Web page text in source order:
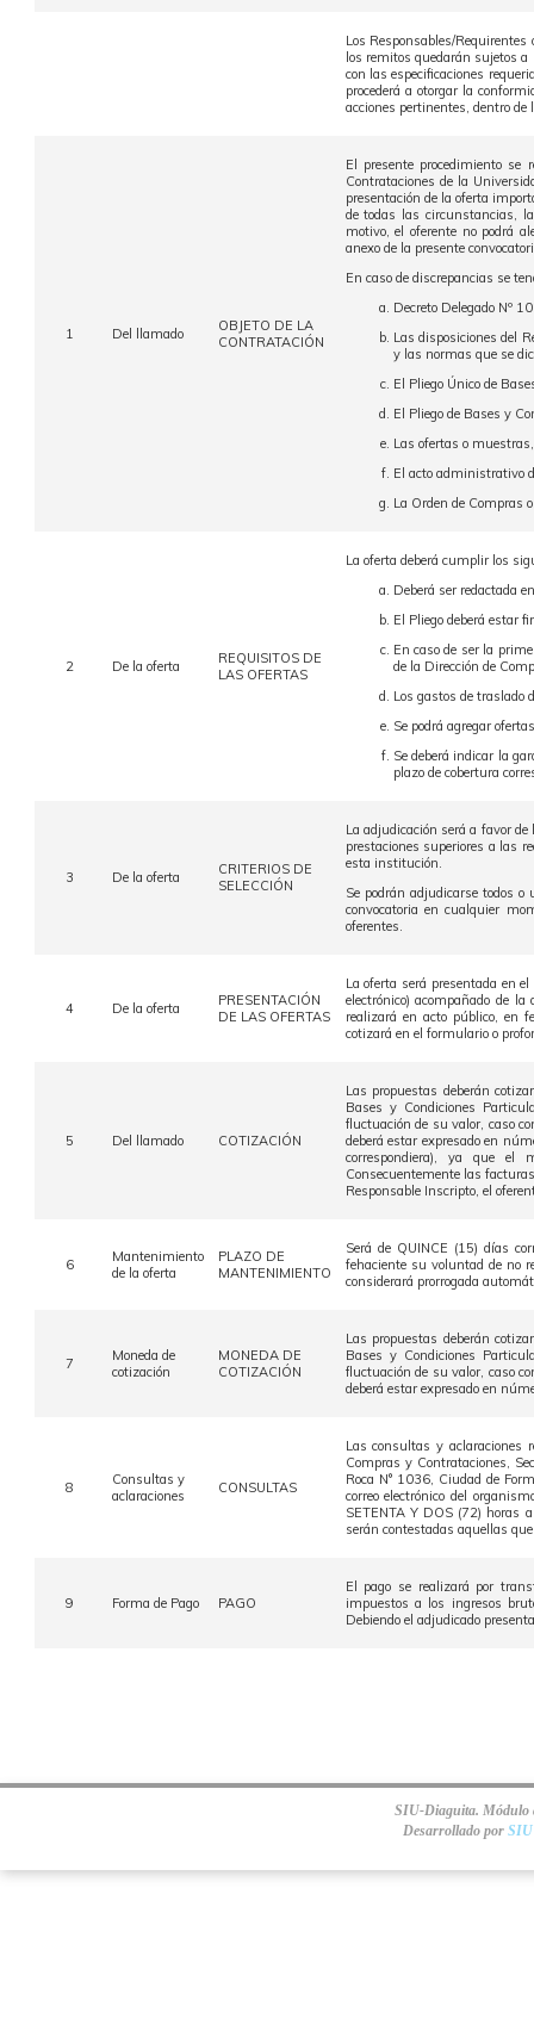
Los Responsables/
los remitos quedarán sujetos
con las especificaciones
procederá a otorgar la
acciones pertinentes, dentro de
1 Del llamado
OBJETO DE LA
CONTRATACIÓN
El presente procedimiento
Contrataciones de la
presentación de la oferta
de todas las circunstancias,
motivo, el oferente no podrá
anexo de la presente
En caso de discrepancias se
Decreto Delegado Nº
Las disposiciones del
y las normas que se
El Pliego Único de
El Pliego de Bases y
Las ofertas o
El acto administrativo
La Orden de Compras
2 De la oferta
REQUISITOS DE
LAS OFERTAS
La oferta deberá cumplir los
Deberá ser redactada
El Pliego deberá estar
En caso de ser la
de la Dirección de
Los gastos de traslado
Se podrá agregar
Se deberá indicar la
plazo de cobertura
3 De la oferta
CRITERIOS DE
SELECCIÓN
La adjudicación será a favor
prestaciones superiores a las
esta institución.
Se podrán adjudicarse todos
convocatoria en cualquier
oferentes.
4 De la oferta
PRESENTACIÓN
DE LAS OFERTAS
La oferta será presentada en
electrónico) acompañado de
realizará en acto público, en
cotizará en el formulario o
5 Del llamado COTIZACIÓN
Las propuestas deberán
Bases y Condiciones
fluctuación de su valor, caso
deberá estar expresado en
correspondiera), ya que el
Consecuentemente las
Responsable Inscripto, el
6
Mantenimiento
de la oferta
PLAZO DE
MANTENIMIENTO
Será de QUINCE (15) días
fehaciente su voluntad de no
considerará prorrogada
7
Moneda de
cotización
MONEDA DE
COTIZACIÓN
Las propuestas deberán
Bases y Condiciones
fluctuación de su valor, caso
deberá estar expresado en
8
Consultas y
aclaraciones
CONSULTAS
Las consultas y aclaraciones
Compras y Contrataciones,
Roca N° 1036, Ciudad de
correo electrónico del
SETENTA Y DOS (72) horas
serán contestadas aquellas
9 Forma de Pago PAGO
El pago se realizará por
impuestos a los ingresos
Debiendo el adjudicado
SIU-Diaguita. Módulo
Desarrollado por SIU